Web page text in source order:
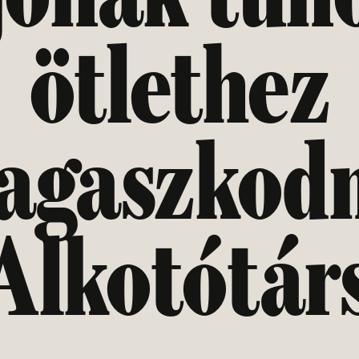
ötlethez